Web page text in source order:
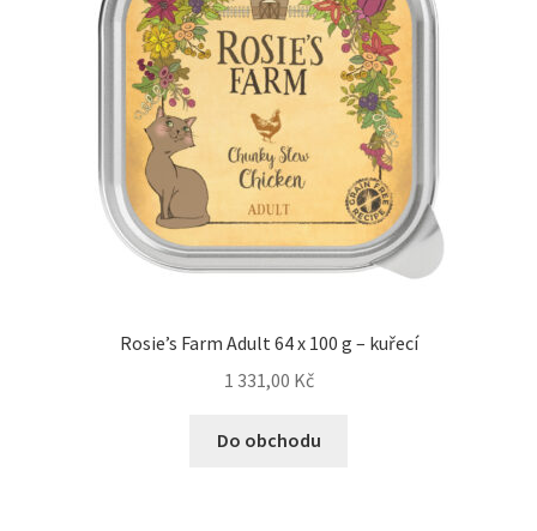
Rosie’s Farm Adult 64 x 100 g – kuřecí
1 331,00 Kč
Do obchodu